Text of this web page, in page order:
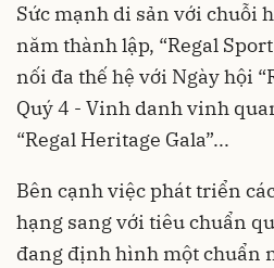
Sức mạnh di sản với chuỗi
năm thành lập, “Regal
nối đa thế hệ với Ngày hội
Quý 4 - Vinh danh vinh
“Regal Heritage Gala”...
Bên cạnh việc phát triển
hạng sang với tiêu chuẩn
đang định hình một chuẩn